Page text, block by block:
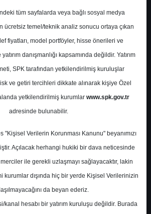
AGHOL - ANADOLU GRUBU
HOLDING
Fiyat 50.90 ₺
%44.36
0
tüm sayfalarda veya bağlı sosyal medya
ücretsiz temel/teknik analiz sonucu ortaya çıkan
fiyatları, model portföyler, hisse önerileri ve
danışmanlığı kapsamında değildir. Yatırım
SPK tarafından yetkilendirilmiş kuruluşlar
ve getiri tercihleri dikkate alınarak kişiye Özel
yetkilendirilmiş kurumlar www.spk.gov.tr
adresinde bulunabilir.
"Kişisel Verilerin Korunması Kanunu" beyanımızı
Açılacak herhangi hukiki bir dava neticesinde
ile gerekli uzlaşmayı sağlayacaktır, lakin
kurumlar dışında hiç bir yerde Kişisel Verilerinizin
da beyan ederiz.
kanal hesabı bir yatırım kuruluşu değildir. Burada